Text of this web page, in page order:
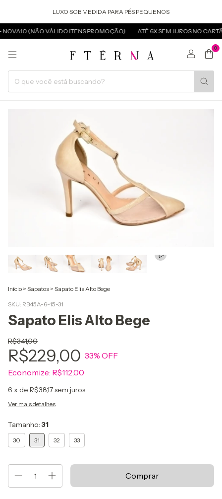
LUXO SOB MEDIDA PARA PÉS PEQUENOS
(NÃO VÁLIDO ITENS PROMOÇÃO) ATÉ 6X SEM JUROS NO
0
Início > Sapatos > Sapato Elis Alto Bege
SKU: RB45A-6-15-31
Sapato Elis Alto Bege
R$341,00
R$229,00 33% OFF
Economize: R$112,00
6 x de R$38,17sem juros
Ver mais detalhes
Tamanho: 31
30 31 32 33